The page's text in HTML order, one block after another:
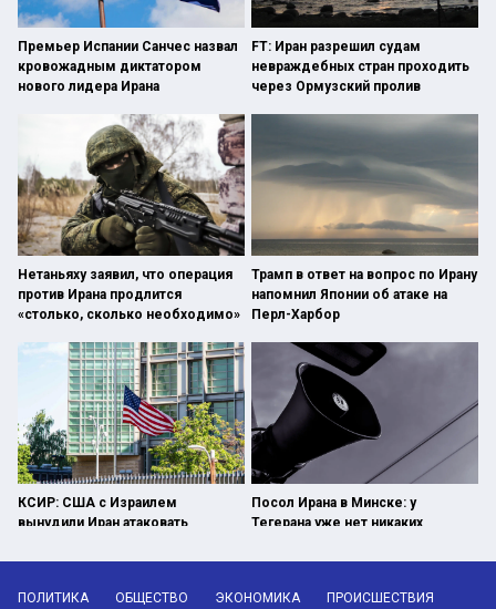
Премьер Испании Санчес назвал
кровожадным диктатором
нового лидера Ирана
FT: Иран разрешил судам
невраждебных стран проходить
через Ормузский пролив
Нетаньяху заявил, что операция
против Ирана продлится
«столько, сколько необходимо»
Трамп в ответ на вопрос по Ирану
напомнил Японии об атаке на
Перл-Харбор
КСИР: США с Израилем
вынудили Иран атаковать
Посол Ирана в Минске: у
Тегерана уже нет никаких
ПОЛИТИКА ОБЩЕСТВО ЭКОНОМИКА ПРОИСШЕСТВИЯ